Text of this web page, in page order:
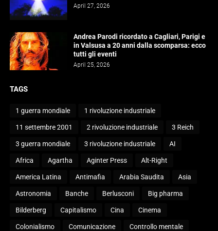
April 27, 2026
Andrea Parodi ricordato a Cagliari, Parigi e
in Valsusa a 20 anni dalla scomparsa: ecco
tutti gli eventi
April 25, 2026
TAGS
1 guerra mondiale 1 rivoluzione industriale
11 settembre 2001 2 rivoluzione industriale 3 Reich
3 guerra mondiale 3 rivoluzione industriale AI
Africa Agartha Aginter Press Alt-Right
America Latina Antimafia Arabia Saudita Asia
Astronomia Banche Berlusconi Big pharma
Bilderberg Capitalismo Cina Cinema
Colonialismo Comunicazione Controllo mentale